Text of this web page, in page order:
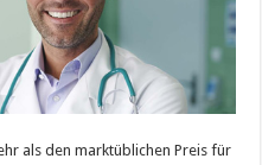
als den marktüblichen Preis für